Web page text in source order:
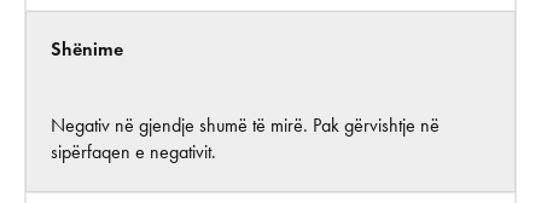
Shënime
Negativ në gjendje shumë të mirë. Pak gërvishtje në
sipërfaqen e negativit.